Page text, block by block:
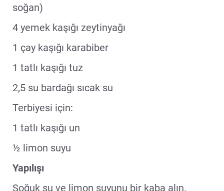
soğan)
4 yemek kaşığı zeytinyağı
1 çay kaşığı karabiber
1 tatlı kaşığı tuz
2,5 su bardağı sıcak su
Terbiyesi için:
1 tatlı kaşığı un
½ limon suyu
Yapılışı
Soğuk su ve limon suyunu bir kaba alın.